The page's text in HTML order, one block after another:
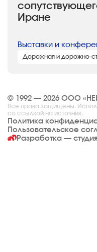
Иране
Выставки и
Дорожная и дорожно-
© 1992 — 2026 ООО
Все права защищены.
со ссылкой на источник.
Политика
Пользовательское
Разработка — студия